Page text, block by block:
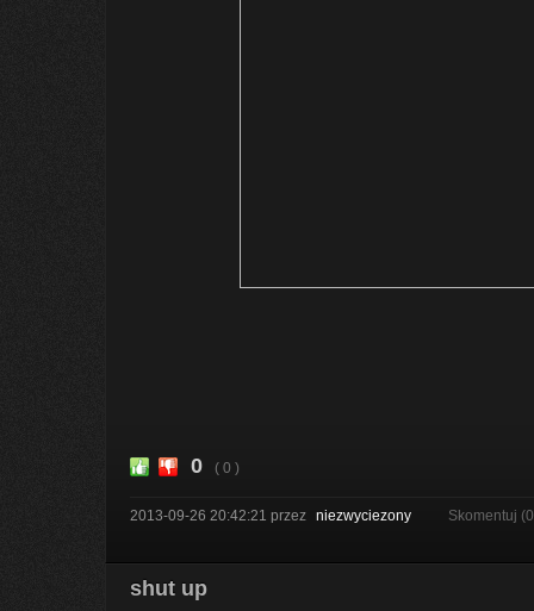
0 ( 0 )
2013-09-26 20:42:21 przez niezwyciezony Skomentuj
shut up